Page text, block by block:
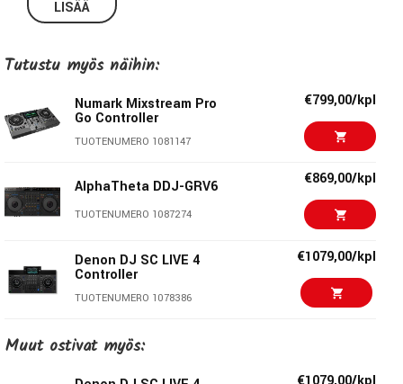
• Sisäänrakennetut kaiuttimet äänenvoimakkuussäädöllä
• Engine Lighting valojenohjausjärjestelmä Philips Hue
smart homeen ja DMX valoille
• USB ja SD-korttiliitännät
• 7” Korkeatasoinen kosketusnäyttö
• 6” kapasitiiviset jog wheelit Smart Scratch ominaisuudella
• Neljä kahden layerin soittopadia kummassakin dekissä
• Neljä performance mode padia kummassakin dekissä
• Efektiosio neljällä efektillä ja kahdella toggle kytkimellä
LISÄÄ
Tutustu myös näihin:
Numark Mixstream Pro
Go Controller
TUOTENUMERO 1081147
€799,00/kpl
AlphaTheta DDJ-GRV6
TUOTENUMERO 1087274
€869,00/kpl
Denon DJ SC LIVE 4
Controller
TUOTENUMERO 1078386
€1079,00/kpl
Denon DJ PRIME GO +
Muut ostivat myös: